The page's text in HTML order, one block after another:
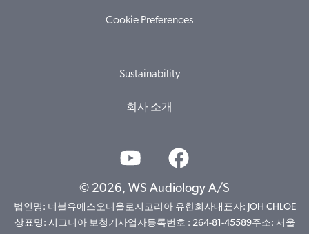
Cookie Preferences
Sustainability
회사 소개
© 2026, WS Audiology A/S
법인명: 더블유에스오디올로지코리아 유한회사대표자: JOH CHLOE
상표명: 시그니아 보청기사업자등록번호 : 264-81-45589주소: 서울